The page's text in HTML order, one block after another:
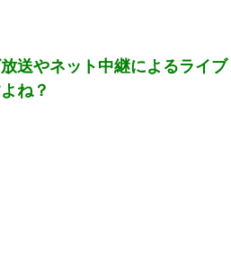
送やネット中継によるライブ
ね？